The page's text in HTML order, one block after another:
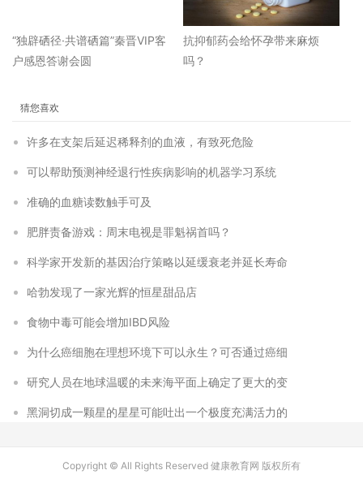
“独辟硒径·共谱硒篇”秦晋VIP客
户感恩答谢会圆
抗抑郁药会给怀孕带来麻烦
吗？
猜您喜欢
许多在支架后延迟稀释剂的血液，有致死危险
可以帮助预测神经退行性疾病影响的机器学习系统
准确的血糖读数触手可及
肥胖责备游戏：周末电视是罪魁祸首吗？
科学家开发新的基因治疗策略以延缓衰老并延长寿命
哈勃发现了一家光辉的恒星甜品店
食物中毒可能会增加IBD风险
为什么癌细胞在理想环境下可以永生？可否通过癌细
研究人员在地球温暖的未来海平面上确定了更大的变
黑洞切成一颗星的星星可能吐出一个极度充满活力的
Copyright © All Rights Reserved 健康教育网 版权所有